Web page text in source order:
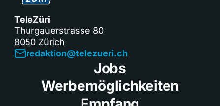
TeleZüri
Thurgauerstrasse 80
8050 Zürich
redaktion@telezueri.ch
Jobs
Werbemöglichkeiten